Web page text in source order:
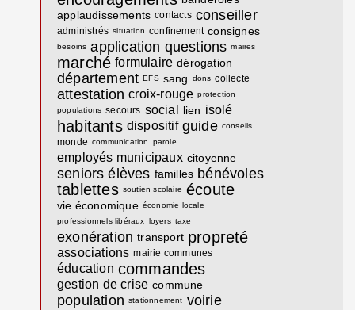
applaudissements contacts conseiller
administrés situation confinement consignes
besoins application questions maires
marché formulaire dérogation
département EFS sang dons collecte
attestation croix-rouge protection
populations secours social lien isolé
habitants dispositif guide conseils
monde communication parole
employés municipaux citoyenne
seniors élèves familles bénévoles
tablettes soutien scolaire écoute
vie économique économie locale
professionnels libéraux
loyers taxe
exonération transport propreté
associations mairie communes
éducation commandes
gestion de crise commune
population stationnement voirie